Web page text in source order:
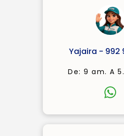
Yajaira - 992
De: 9 am. A